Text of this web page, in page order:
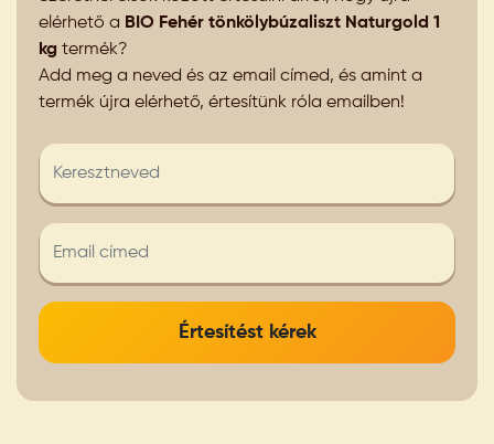
elérhető a BIO Fehér tönkölybúzaliszt Naturgold 1
kg termék?
Add meg a neved és az email címed, és amint a
termék újra elérhető, értesítünk róla emailben!
Értesítést kérek